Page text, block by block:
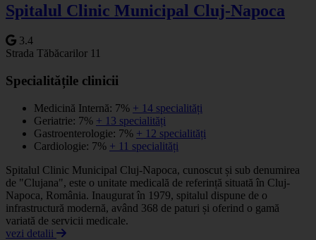
Spitalul Clinic Municipal Cluj-Napoca
3.4
Strada Tăbăcarilor 11
Specialitățile clinicii
Medicină Internă: 7% + 14 specialități
Geriatrie: 7% + 13 specialități
Gastroenterologie: 7% + 12 specialități
Cardiologie: 7% + 11 specialități
Spitalul Clinic Municipal Cluj-Napoca, cunoscut și sub denumirea
de "Clujana", este o unitate medicală de referință situată în Cluj-
Napoca, România. Inaugurat în 1979, spitalul dispune de o
infrastructură modernă, având 368 de paturi și oferind o gamă
variată de servicii medicale.
vezi detalii